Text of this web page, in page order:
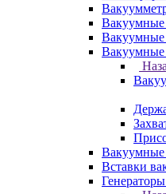
Вакуумные
Вакуумные
Вакуумные
Вставки